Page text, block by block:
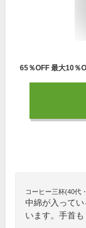
コーヒー三杯(40代
中綿が入って
います。手首も